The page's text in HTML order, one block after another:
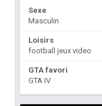
Sexe
Masculin
Loisirs
football jeux video
GTA favori
GTA IV